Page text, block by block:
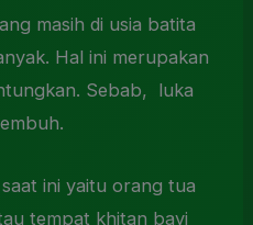
masih di usia batita
Hal ini merupakan
Sebab, luka
ini yaitu orang tua
tempat khitan bayi